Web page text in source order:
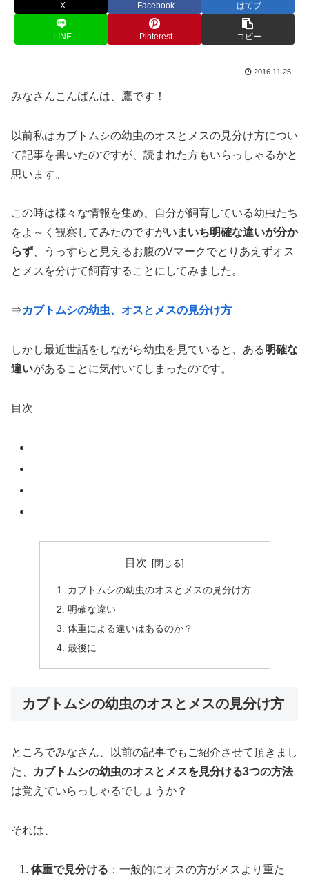
X Facebook はてブ
LINE Pinterest コピー
2016.11.25
みなさんこんばんは、鷹です！
以前私はカブトムシの幼虫のオスとメスの見分け方につい
て記事を書いたのですが、読まれた方もいらっしゃるかと
思います。
この時は様々な情報を集め、自分が飼育している幼虫たち
をよ～く観察してみたのですがいまいち明確な違いが分か
らず 、うっすらと見えるお腹のVマークでとりあえずオス
とメスを分けて飼育することにしてみました。
⇒カブトムシの幼虫、オスとメスの見分け方
しかし最近世話をしながら幼虫を見ていると、ある明確な
違いがあることに気付いてしまったのです。
目次
目次
カブトムシの幼虫のオスとメスの見分け方
明確な違い
体重による違いはあるのか？
最後に
カブトムシの幼虫のオスとメスの見分け方
ところでみなさん、以前の記事でもご紹介させて頂きまし
た、
カブトムシの幼虫のオスとメスを見分ける3つの方法
は覚えていらっしゃるでしょうか？
それは、
体重で見分ける ：一般的にオスの方がメスより重た